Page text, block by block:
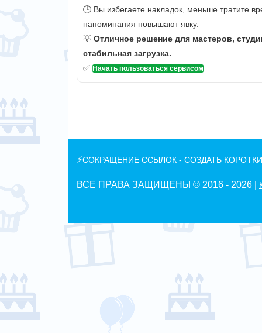
🕒 Вы избегаете накладок, меньше тратите
напоминания повышают явку.
💡 Отличное решение для мастеров,
стабильная загрузка.
✅ Начать пользоваться сервисом
⚡СОКРАЩЕНИЕ ССЫЛОК - СОЗДАТЬ
ВСЕ ПРАВА ЗАЩИЩЕНЫ © 2016 - 2026 |